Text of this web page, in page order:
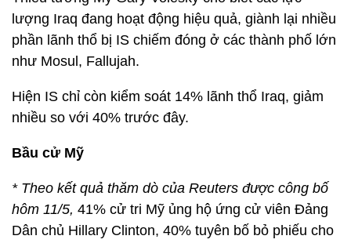
lượng Iraq đang hoạt động hiệu quả, giành lại nhiều
phần lãnh thổ bị IS chiếm đóng ở các thành phố lớn
như Mosul, Fallujah.
Hiện IS chỉ còn kiểm soát 14% lãnh thổ Iraq, giảm
nhiều so với 40% trước đây.
Bầu cử Mỹ
* Theo kết quả thăm dò của Reuters được công bố
hôm 11/5, 41% cử tri Mỹ ủng hộ ứng cử viên Đảng
Dân chủ Hillary Clinton, 40% tuyên bố bỏ phiếu cho